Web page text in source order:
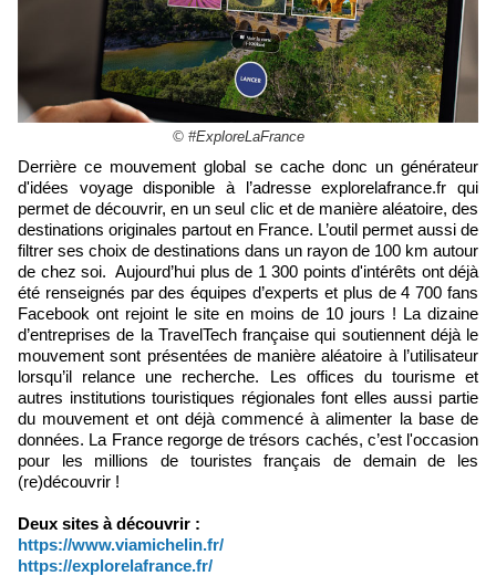
© #ExploreLaFrance
Derrière ce mouvement global se cache donc un générateur
d'idées voyage disponible à l’adresse explorelafrance.fr qui
permet de découvrir, en un seul clic et de manière aléatoire, des
destinations originales partout en France. L’outil permet aussi de
filtrer ses choix de destinations dans un rayon de 100 km autour
de chez soi. Aujourd’hui plus de 1 300 points d'intérêts ont déjà
été renseignés par des équipes d’experts et plus de 4 700 fans
Facebook ont rejoint le site en moins de 10 jours ! La dizaine
d’entreprises de la TravelTech française qui soutiennent déjà le
mouvement sont présentées de manière aléatoire à l’utilisateur
lorsqu’il relance une recherche. Les offices du tourisme et
autres institutions touristiques régionales font elles aussi partie
du mouvement et ont déjà commencé à alimenter la base de
données. La France regorge de trésors cachés, c’est l'occasion
pour les millions de touristes français de demain de les
(re)découvrir !
Deux sites à découvrir :
https://www.viamichelin.fr/
https://explorelafrance.fr/